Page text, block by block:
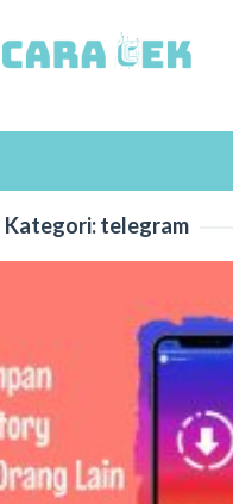
Kategori:telegram